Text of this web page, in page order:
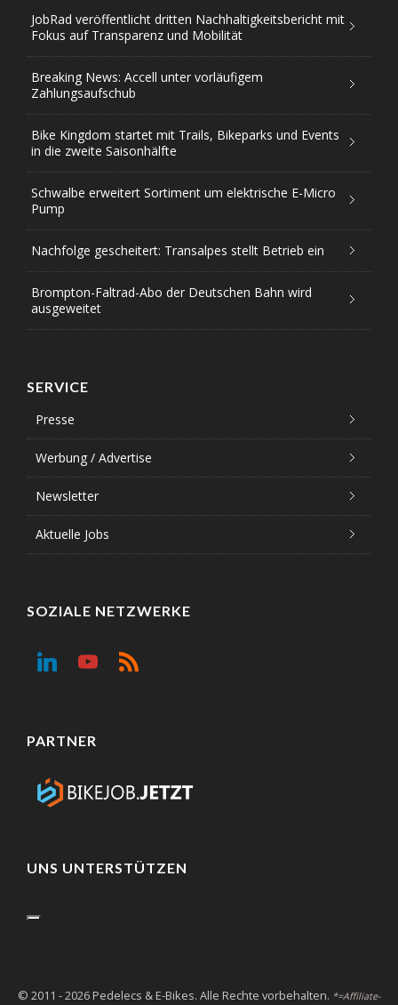
JobRad veröffentlicht dritten Nachhaltigkeitsbericht mit
Fokus auf Transparenz und Mobilität
Breaking News: Accell unter vorläufigem
Zahlungsaufschub
Bike Kingdom startet mit Trails, Bikeparks und Events
in die zweite Saisonhälfte
Schwalbe erweitert Sortiment um elektrische E-Micro
Pump
Nachfolge gescheitert: Transalpes stellt Betrieb ein
Brompton-Faltrad-Abo der Deutschen Bahn wird
ausgeweitet
SERVICE
Presse
Werbung / Advertise
Newsletter
Aktuelle Jobs
SOZIALE NETZWERKE
PARTNER
UNS UNTERSTÜTZEN
© 2011 - 2026 Pedelecs & E-Bikes. Alle Rechte vorbehalten. *=Affiliate-